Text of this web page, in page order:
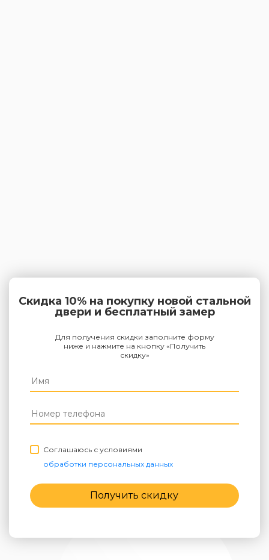
Скидка 10% на покупку новой стальной
двери и бесплатный замер
Для получения скидки заполните форму
ниже и нажмите на кнопку «Получить
скидку»
Соглашаюсь с условиями
обработки персональных данных
Получить скидку